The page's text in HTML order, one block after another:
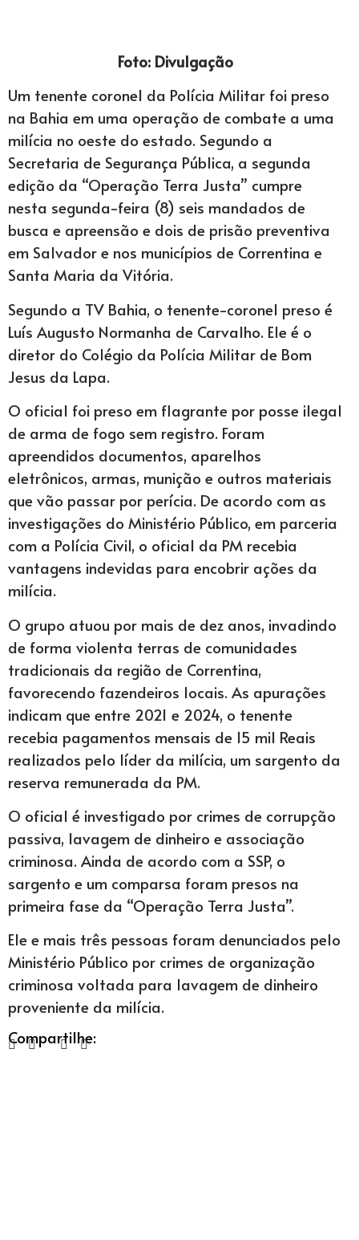
Foto: Divulgação
Um tenente coronel da Polícia Militar foi preso
na Bahia em uma operação de combate a uma
milícia no oeste do estado. Segundo a
Secretaria de Segurança Pública, a segunda
edição da “Operação Terra Justa” cumpre
nesta segunda-feira (8) seis mandados de
busca e apreensão e dois de prisão preventiva
em Salvador e nos municípios de Correntina e
Santa Maria da Vitória.
Segundo a TV Bahia, o tenente-coronel preso é
Luís Augusto Normanha de Carvalho. Ele é o
diretor do Colégio da Polícia Militar de Bom
Jesus da Lapa.
O oficial foi preso em flagrante por posse ilegal
de arma de fogo sem registro. Foram
apreendidos documentos, aparelhos
eletrônicos, armas, munição e outros materiais
que vão passar por perícia. De acordo com as
investigações do Ministério Público, em parceria
com a Polícia Civil, o oficial da PM recebia
vantagens indevidas para encobrir ações da
milícia.
O grupo atuou por mais de dez anos, invadindo
de forma violenta terras de comunidades
tradicionais da região de Correntina,
favorecendo fazendeiros locais. As apurações
indicam que entre 2021 e 2024, o tenente
recebia pagamentos mensais de 15 mil Reais
realizados pelo líder da milícia, um sargento da
reserva remunerada da PM.
O oficial é investigado por crimes de corrupção
passiva, lavagem de dinheiro e associação
criminosa. Ainda de acordo com a SSP, o
sargento e um comparsa foram presos na
primeira fase da “Operação Terra Justa”.
Ele e mais três pessoas foram denunciados pelo
Ministério Público por crimes de organização
criminosa voltada para lavagem de dinheiro
proveniente da milícia.
Compartilhe: